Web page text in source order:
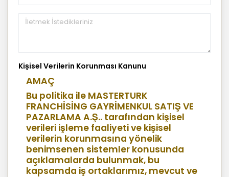
Kişisel Verilerin Korunması Kanunu
AMAÇ
Bu politika ile MASTERTURK
FRANCHİSİNG GAYRİMENKUL SATIŞ VE
PAZARLAMA A.Ş.. tarafından kişisel
verileri işleme faaliyeti ve kişisel
verilerin korunmasına yönelik
benimsenen sistemler konusunda
açıklamalarda bulunmak, bu
kapsamda iş ortaklarımız, mevcut ve